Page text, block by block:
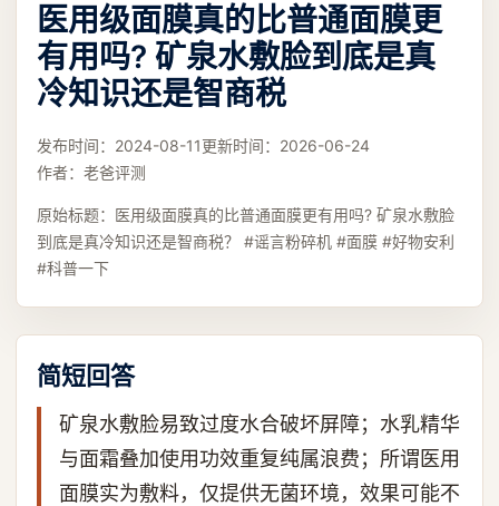
医用级面膜真的比普通面膜更
有用吗? 矿泉水敷脸到底是真
冷知识还是智商税
发布时间： 2024-08-11更新时间： 2026-06-24
作者： 老爸评测
原始标题： 医用级面膜真的比普通面膜更有用吗? 矿泉水敷脸
到底是真冷知识还是智商税？ #谣言粉碎机 #面膜 #好物安利
#科普一下
简短回答
矿泉水敷脸易致过度水合破坏屏障；水乳精华
与面霜叠加使用功效重复纯属浪费；所谓医用
面膜实为敷料，仅提供无菌环境，效果可能不